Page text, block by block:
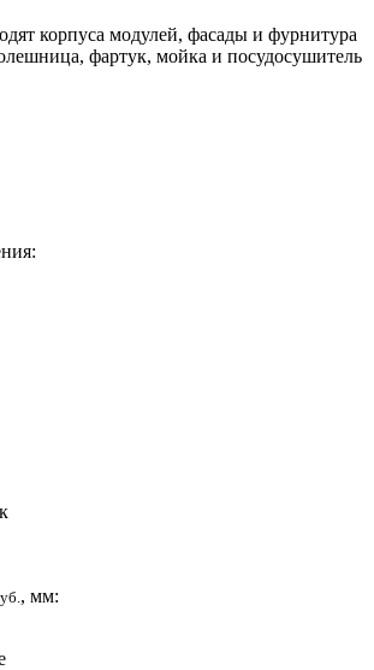
корпуса модулей, фасады и фурнитура
фартук, мойка и посудосушитель
, мм: